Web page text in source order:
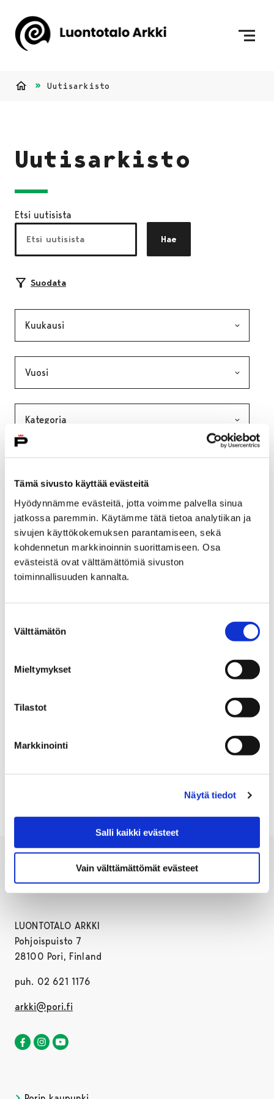
Tämä sivusto käyttää evästeitä
Hyödynnämme evästeitä, jotta voimme palvella sinua
jatkossa paremmin. Käytämme tätä tietoa analytiikan ja
sivujen käyttökokemuksen parantamiseen, sekä
kohdennetun markkinoinnin suorittamiseen. Osa
evästeistä ovat välttämättömiä sivuston
toiminnallisuuden kannalta.
valinta
Välttämätön
Mieltymykset
Tilastot
Markkinointi
Näytä tiedot
Salli kaikki evästeet
Vain välttämättömät evästeet
Uutisarkisto
Uutisarkisto
Etsi uutisista
Hae
Suodata
Avainsana, valinta lähettää lomakkeen
Ilmastotekoja kotipihalla -tilaisuus keräsi
reilun tusinan kuulijaa Luontotalo Arkkiin
9.6.2025
LUONTOTALO ARKKI
Pohjoispuisto 7
28100 Pori, Finland
puh. 02 621 1176
arkki@pori.fi
Luontotalo Arkki Facebookissa
Avautuu uudessa välilehdessä
Luontotalo Arkki Instagramissa
Avautuu uudessa välilehdessä